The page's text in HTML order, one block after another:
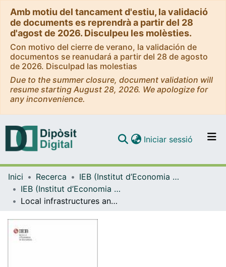
Amb motiu del tancament d'estiu, la validació
de documents es reprendrà a partir del 28
d'agost de 2026. Disculpeu les molèsties.
Con motivo del cierre de verano, la validación de
documentos se reanudará a partir del 28 de agosto
de 2026. Disculpad las molestias
Due to the summer closure, document validation will
resume starting August 28, 2026. We apologize for
any inconvenience.
Navega per tot el DD
Iniciar sessió (current)
Inici Recerca
IEB (Institut d’Economia de Barcelona)
IEB (Institut d’Economia de Barcelona) – Working Papers
Local infrastructures and externalities: does the size matter?